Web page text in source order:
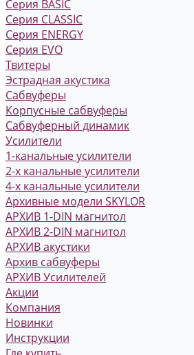
Серия BASIC
Серия CLASSIC
Серия ENERGY
Серия EVO
Твитеры
Эстрадная акустика
Сабвуферы
Корпусные сабвуферы
Сабвуферный динамик
Усилители
1-канальные усилители
2-х канальные усилители
4-х канальные усилители
Архивные модели SKYLOR
АРХИВ 1-DIN магнитол
АРХИВ 2-DIN магнитол
АРХИВ акустики
Архив сабвуферы
АРХИВ Усилителей
Акции
Компания
Новинки
Инструкции